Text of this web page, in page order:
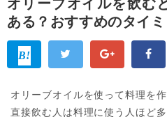
オリーブオイルを飲む
ある？おすすめのタイ
オリーブオイルを使って料理を
直接飲む人は料理に使う人ほど